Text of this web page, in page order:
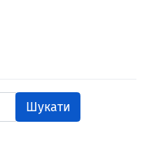
Шукати